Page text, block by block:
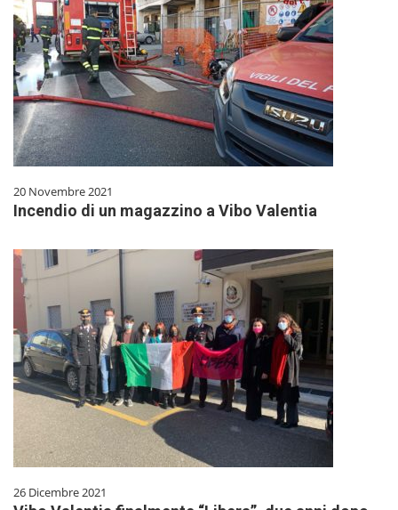
20 Novembre 2021
Incendio di un magazzino a Vibo Valentia
26 Dicembre 2021